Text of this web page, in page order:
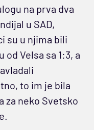
na prva dva
u SAD,
su u njima bili
Velsa sa 1:3, a
to im je bila
za neko Svetsko